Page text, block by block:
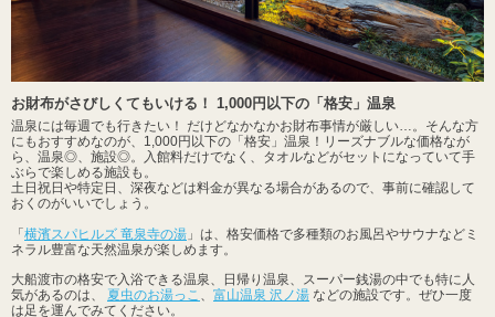
お財布がさびしくてもいける！ 1,000円以下の「格安」温泉
温泉には毎週でも行きたい！ だけどなかなかお財布事情が厳しい…。そんな方
にもおすすめなのが、1,000円以下の「格安」温泉！リーズナブルな価格なが
ら、温泉◎、施設◎。入館料だけでなく、タオルなどがセットになっていて手
ぶらで楽しめる施設も。
土日祝日や特定日、深夜などは料金が異なる場合があるので、事前に確認して
おくのがいいでしょう。
「 横濱スパヒルズ 竜泉寺の湯 」は、格安価格で多種類のお風呂やサウナなどミ
ネラル豊富な天然温泉が楽しめます。
大船渡市の格安で入浴できる温泉、日帰り温泉、スーパー銭湯の中でも特に人
気があるのは、 夏虫のお湯っこ 、 富山温泉 沢ノ湯 などの施設です。ぜひ一度
は足を運んでみてください。